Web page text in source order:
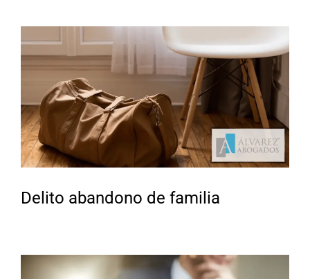
Delito abandono de familia